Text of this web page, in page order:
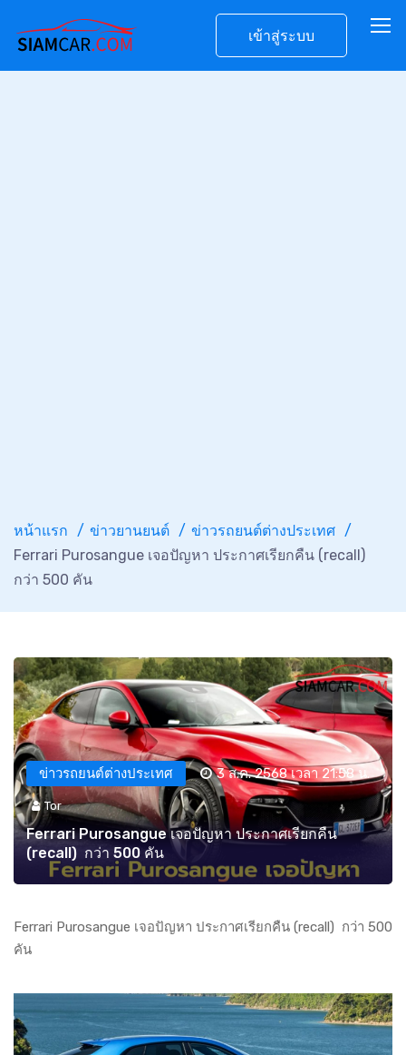
เข้าสู่ระบบ
หน้าแรก ข่าวยานยนต์
ข่าวรถยนต์ต่างประเทศ
Ferrari Purosangue เจอปัญหา ประกาศเรียกคืน (recall)
กว่า 500 คัน
ข่าวรถยนต์ต่างประเทศ 3 ส.ค. 2568 เวลา 21:58 น.
Tor
Ferrari Purosangue เจอปัญหา ประกาศเรียกคืน
(recall) กว่า 500 คัน
Ferrari Purosangue เจอปัญหา ประกาศเรียกคืน (recall) กว่า 500
คัน